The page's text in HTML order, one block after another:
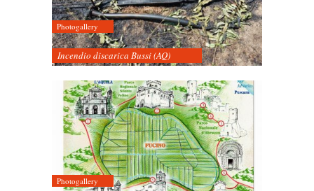
Photogallery
Incendio discarica Bussi (AQ)
Photogallery